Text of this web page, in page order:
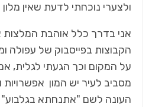
ולצערי נוכחתי לדעת שאין מלון
אני בדרך כלל אוהבת
על המקום וכך הגעתי לגלית,
מסביב לעיר יש המון
העונה לשם "אתנחתא בגלבוע"